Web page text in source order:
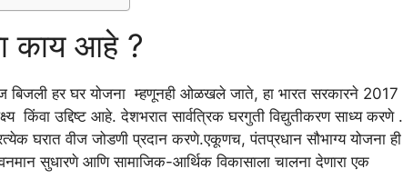
काय आहे ?
बिजली हर घर योजना म्हणूनही ओळखले जाते, हा भारत सरकारने 2017
उद्दिष्ट आहे. देशभरात सार्वत्रिक घरगुती विद्युतीकरण साध्य करणे .
घरात वीज जोडणी प्रदान करणे.एकूणच, पंतप्रधान सौभाग्य योजना ही
सुधारणे आणि सामाजिक-आर्थिक विकासाला चालना देणारा एक